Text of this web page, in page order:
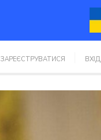
ЗАРЕЄСТРУВАТИСЯ ВХІД